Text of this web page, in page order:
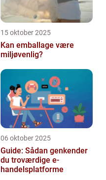
15 oktober 2025
Kan emballage være
miljøvenlig?
06 oktober 2025
Guide: Sådan genkender
du troværdige e-
handelsplatforme